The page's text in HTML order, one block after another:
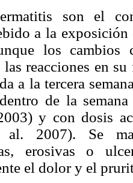
son el
a la
los
reacciones en
a la tercera
de la
y con dosis
2007). Se
erosivas o
el dolor y el